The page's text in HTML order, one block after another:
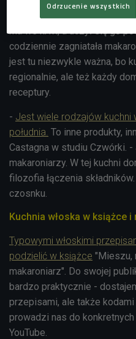
Castagna, mediolańczyk z
ma we krwi, a uczył się go
codziennie zagniatała
jest tu niezwykle ważna, bo
regionalnie, ale też każdy
receptury.
- Jest wiele rodzajów kuchni
południa. To inne produkty,
Castagna w studiu Czwórki.
makaroniarzy. W tej kuchni
filozofia łączenia
czosnku.
Kuchnia włoska w książce i
Typowymi włoskimi
podzielić w książce "Mieszu,
makaroniarz". Do swojej
bardzo praktycznie -
przepisami, ale także
prowadzi nas do
YouTube.
Odrzucenie wszystkich